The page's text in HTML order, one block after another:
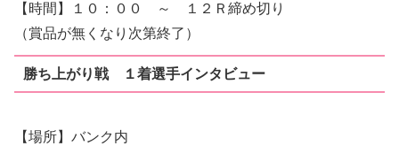
【時間】１０：００ ～ １２Ｒ締め切り
（賞品が無くなり次第終了）
勝ち上がり戦 １着選手インタビュー
【場所】バンク内